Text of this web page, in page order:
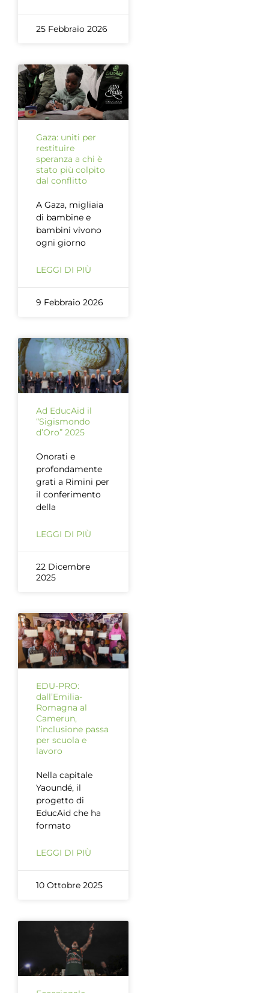
25 Febbraio 2026
Gaza: uniti per
restituire
speranza a chi è
stato più colpito
dal conflitto
A Gaza, migliaia
di bambine e
bambini vivono
ogni giorno
LEGGI DI PIÙ
9 Febbraio 2026
Ad EducAid il
“Sigismondo
d’Oro” 2025
Onorati e
profondamente
grati a Rimini per
il conferimento
della
LEGGI DI PIÙ
22 Dicembre
2025
EDU-PRO:
dall’Emilia-
Romagna al
Camerun,
l’inclusione passa
per scuola e
lavoro
Nella capitale
Yaoundé, il
progetto di
EducAid che ha
formato
LEGGI DI PIÙ
10 Ottobre 2025